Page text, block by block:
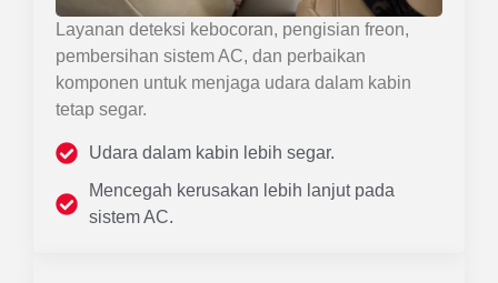
Layanan deteksi kebocoran, pengisian freon,
pembersihan sistem AC, dan perbaikan
komponen untuk menjaga udara dalam kabin
tetap segar.
Udara dalam kabin lebih segar.
Mencegah kerusakan lebih lanjut pada
sistem AC.